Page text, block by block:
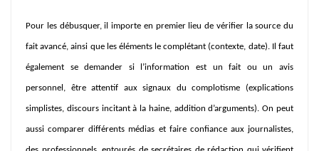
Pour les débusquer, il importe en premier lieu de vérifier la source du
fait avancé, ainsi que les éléments le complétant (contexte, date). Il faut
également se demander si l’information est un fait ou un avis
personnel, être attentif aux signaux du complotisme (explications
simplistes, discours incitant à la haine, addition d’arguments). On peut
aussi comparer différents médias et faire confiance aux journalistes,